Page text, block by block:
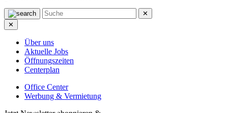
✕
✕
Über uns
Aktuelle Jobs
Öffnungszeiten
Centerplan
Office Center
Werbung & Vermietung